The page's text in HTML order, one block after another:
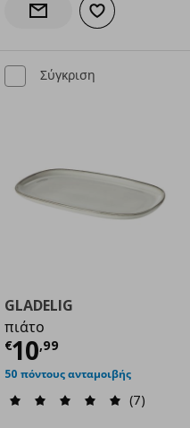
Ενημέρωση διαθεσιμότητας
Προσθήκη στα
€ 8,99
Σύγκριση
GLADELIG
πιάτο
€10,99
Τρέχουσα
50 πόντους ανταμοιβής
(7)